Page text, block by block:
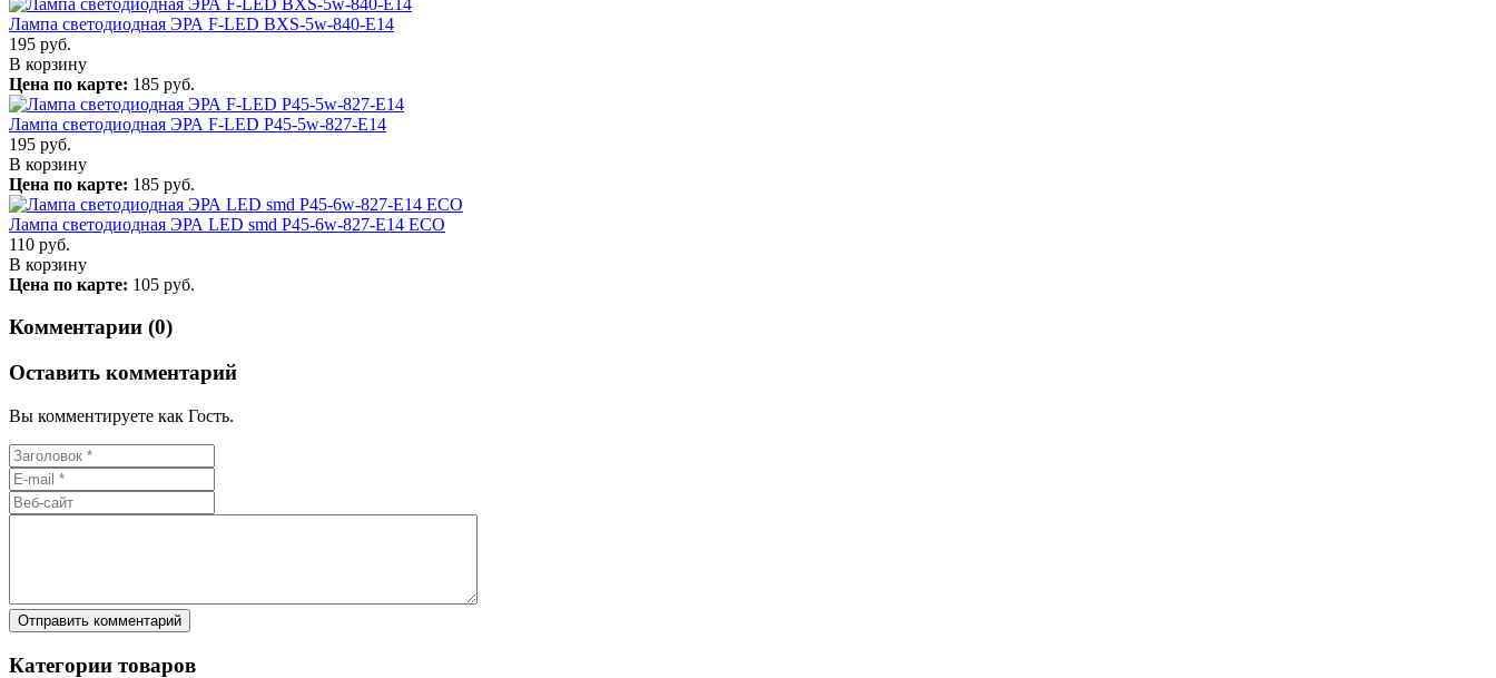
Лампа светодиодная ЭРА F-LED BXS-5w-840-E14
195 руб.
В корзину
Цена по карте: 185 руб.
Лампа светодиодная ЭРА F-LED P45-5w-827-E14
195 руб.
В корзину
Цена по карте: 185 руб.
Лампа светодиодная ЭРА LED smd P45-6w-827-E14 ECO
110 руб.
В корзину
Цена по карте: 105 руб.
Комментарии (0)
Оставить комментарий
Вы комментируете как Гость.
Категории товаров